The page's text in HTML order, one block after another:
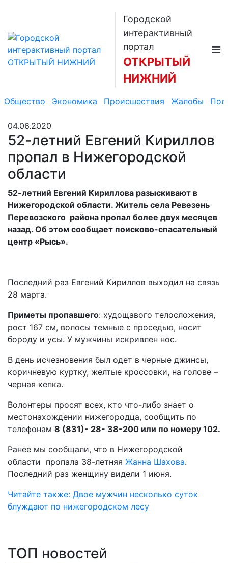
Городской
интерактивный
портал
ОТКРЫТЫЙ
НИЖНИЙ
Общество Экономика Происшествия Жалобы
04.06.2020
52-летний Евгений Кириллов
пропал в Нижегородской
области
52-летний Евгений Кириллова разыскивают в
Нижегородской области. Житель села Ревезень
Перевозского района пропал более двух месяцев
назад. Об этом сообщает поисково-спасательный
центр «Рысь».
Последний раз Евгений Кириллов выходил на связь
28 марта.
Приметы пропавшего: худощавого телосложения,
рост 167 см, волосы темные с проседью, носит
бороду и усы. У мужчины искривлен нос.
В день исчезновения был одет в черные джинсы,
коричневую куртку, желтые кроссовки, на голове –
черная кепка.
Волонтеры просят всех, кто что-либо знает о
местонахождении нижегородца, сообщить по
телефонам 8 (831)- 28- 38-200 или по номеру 102.
Ранее мы сообщали, что в Нижегородской
области пропала 38-летняя Жанна Шахова.
Последний раз женщину видели 1 июня.
Читайте также: Двое мужчин несколько суток
блуждают по нижегородском лесу
ТОП новостей